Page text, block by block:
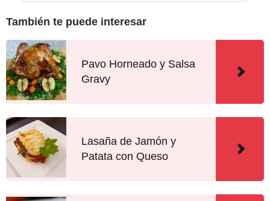
También te puede interesar
Pavo Horneado y Salsa
Gravy
Lasaña de Jamón y
Patata con Queso